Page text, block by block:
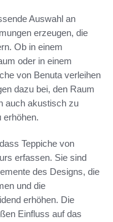
Auswahl an
erzeugen, die
Ob in einem
oder in einem
von Benuta verleihen
dazu bei, den Raum
auch akustisch zu
erhöhen.
Teppiche von
erfassen. Sie sind
des Designs, die
und die
erhöhen. Die
Einfluss auf das